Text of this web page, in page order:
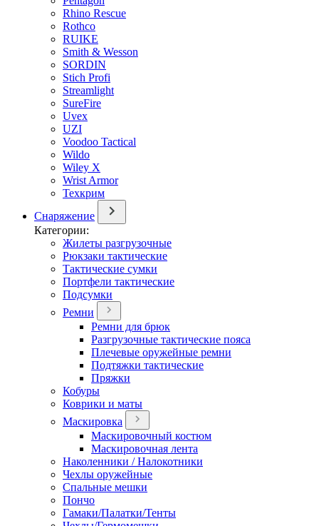
Rhino Rescue
Rothco
RUIKE
Smith & Wesson
SORDIN
Stich Profi
Streamlight
SureFire
Uvex
UZI
Voodoo Tactical
Wildo
Wiley X
Wrist Armor
Техкрим
Снаряжение
Категории:
Жилеты разгрузочные
Рюкзаки тактические
Тактические сумки
Портфели тактические
Подсумки
Ремни
Ремни для брюк
Разгрузочные тактические пояса
Плечевые оружейные ремни
Подтяжки тактические
Пряжки
Кобуры
Коврики и маты
Маскировка
Маскировочный костюм
Маскировочная лента
Наколенники / Налокотники
Чехлы оружейные
Спальные мешки
Пончо
Гамаки/Палатки/Тенты